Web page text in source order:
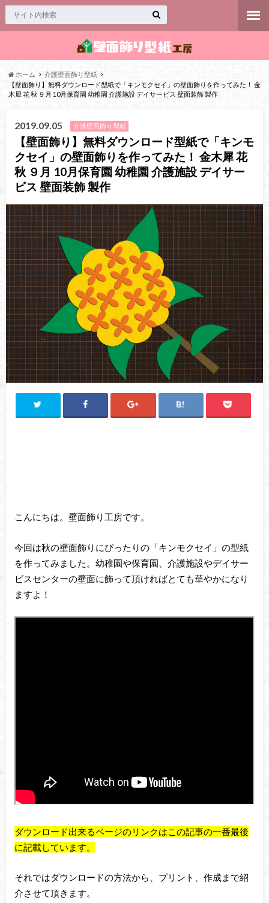
ホーム
介護壁面飾り型紙
【壁面飾り】無料ダウンロード型紙で「キンモクセイ」の壁面飾りを作ってみた！ 金
木犀 花 秋 ９月 10月保育園 幼稚園 介護施設 デイサービス 壁面装飾 製作
2019.09.05 介護壁面飾り型紙
【壁面飾り】無料ダウンロード型紙で「キンモ
クセイ」の壁面飾りを作ってみた！ 金木犀 花
秋 ９月 10月保育園 幼稚園 介護施設 デイサー
ビス 壁面装飾 製作
こんにちは。壁面飾り工房です。
今回は秋の壁面飾りにぴったりの「キンモクセイ」の型紙
を作ってみました。幼稚園や保育園、介護施設やデイサー
ビスセンターの壁面に飾って頂ければとても華やかになり
ますよ！
ダウンロード出来るページのリンクはこの記事の一番最後
に記載しています。
それではダウンロードの方法から、プリント、作成まで紹
介させて頂きます。